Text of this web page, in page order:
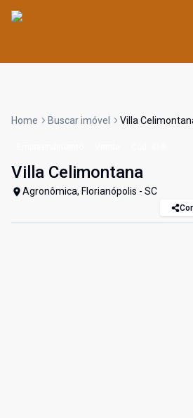
Home Buscar imóvel Villa
Villa Celimontana
Agronômica, Florianópolis - SC